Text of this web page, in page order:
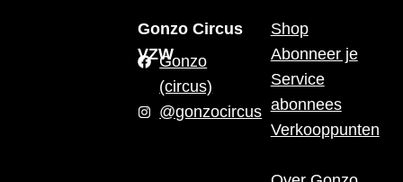
Gonzo Circus
VZWGonzo
(circus)
@gonzocircus
Shop
Abonneer je
Service
abonnees
Verkooppunten